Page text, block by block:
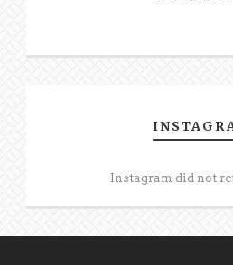
Instagram did not